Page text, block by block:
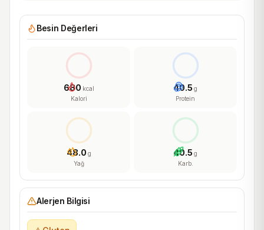
Besin Değerleri
680 kcal
Kalori
40.5 g
Protein
48.0 g
Yağ
40.5 g
Karb.
Alerjen Bilgisi